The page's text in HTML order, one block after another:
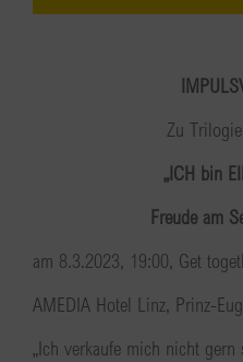
Zu
„ICH bin
Freude am
am 8.3.2023, 19:00, Get
AMEDIA Hotel Linz, Prinz-
„Ich verkaufe mich nicht gern